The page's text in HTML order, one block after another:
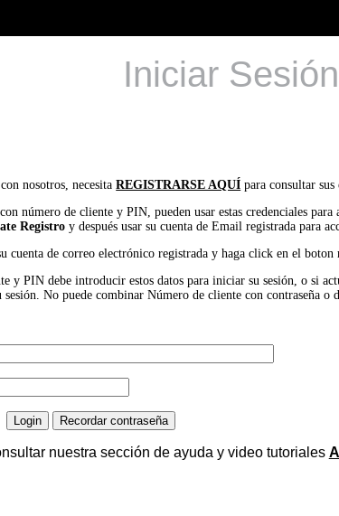
Iniciar Sesión
nosotros, necesitaREGISTRARSE AQUÍ para consultar sus
número de cliente y PIN, pueden usar estas credenciales
Registro y después usar su cuenta de Email registrada para
cuenta de correo electrónico registrada y haga click en el boton
y PIN debe introducir estos datos para iniciar su sesión, o si
No puede combinar Número de cliente con contraseña
nuestra sección de ayuda y video tutoriales